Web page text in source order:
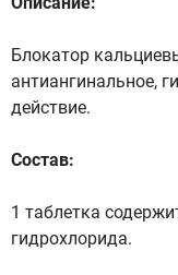
Блокатор
антиангинальное,
действие.
Состав:
1 таблетка
гидрохлорида.